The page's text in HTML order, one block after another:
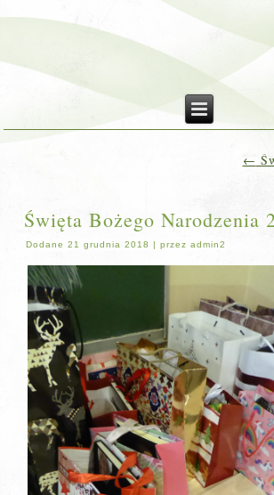
←
Święta Bożego Narodzenia
Dodane 21 grudnia 2018 |przez admin2